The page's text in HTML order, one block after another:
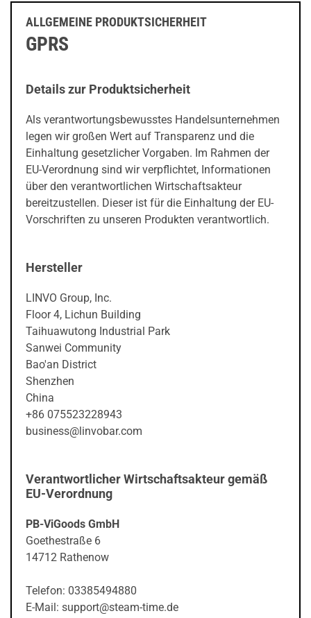
ALLGEMEINE PRODUKTSICHERHEIT
GPRS
Details zur Produktsicherheit
Als verantwortungsbewusstes Handelsunternehmen
legen wir großen Wert auf Transparenz und die
Einhaltung gesetzlicher Vorgaben. Im Rahmen der
EU-Verordnung sind wir verpflichtet, Informationen
über den verantwortlichen Wirtschaftsakteur
bereitzustellen. Dieser ist für die Einhaltung der EU-
Vorschriften zu unseren Produkten verantwortlich.
Hersteller
LINVO Group, Inc.
Floor 4, Lichun Building
Taihuawutong Industrial Park
Sanwei Community
Bao'an District
Shenzhen
China
+86 075523228943
business@linvobar.com
Verantwortlicher Wirtschaftsakteur gemäß
EU-Verordnung
PB-ViGoods GmbH
Goethestraße 6
14712 Rathenow
Telefon: 03385494880
E-Mail: support@steam-time.de